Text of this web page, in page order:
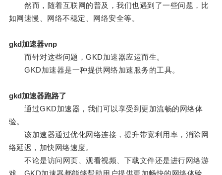
然而，随着互联网的普及，我们也遇到了一些问题，比
如网速慢、网络不稳定、网络安全等。
gkd加速器vnp
而针对这些问题，GKD加速器应运而生。
GKD加速器是一种提供网络加速服务的工具。
gkd加速器跑路了
通过GKD加速器，我们可以享受到更加流畅的网络体
验。
该加速器通过优化网络连接，提升带宽利用率，消除网
络延迟，加快网络速度。
不论是访问网页、观看视频、下载文件还是进行网络游